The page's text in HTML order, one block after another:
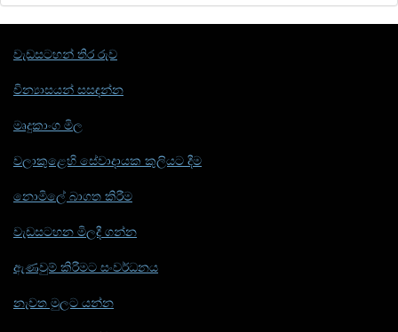
වැඩසටහන් තිර රුව
වින්‍යාසයන් සසඳන්න
මෘදුකාංග මිල
වලාකුළෙහි සේවාදායක කුලියට දීම
නොමිලේ බාගත කිරීම
වැඩසටහන මිලදී ගන්න
ඇණවුම් කිරීමට සංවර්ධනය
නැවත මුලට යන්න